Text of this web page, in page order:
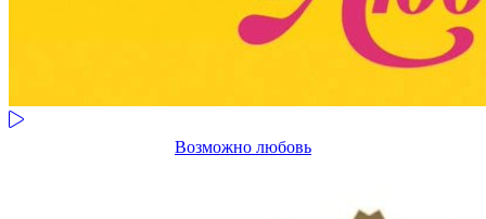
Возможно любовь